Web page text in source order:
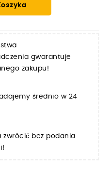
gwarantuje
zakupu!
średnio w 24
zwrócić bez podania